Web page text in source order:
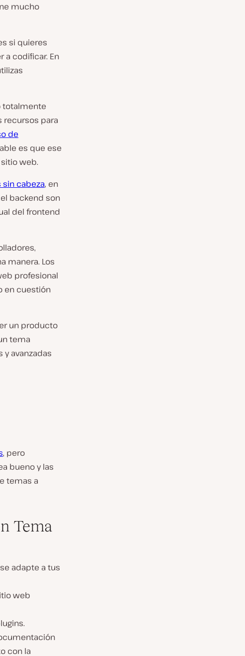
mucho
si quieres
a codificar. En
totalmente
recursos para
de
es que ese
web.
sin cabeza, en
backend son
del frontend
manera. Los
profesional
en cuestión
un producto
tema
avanzadas
, pero
bueno y las
temas a
Tema
adapte a tus
web
con la